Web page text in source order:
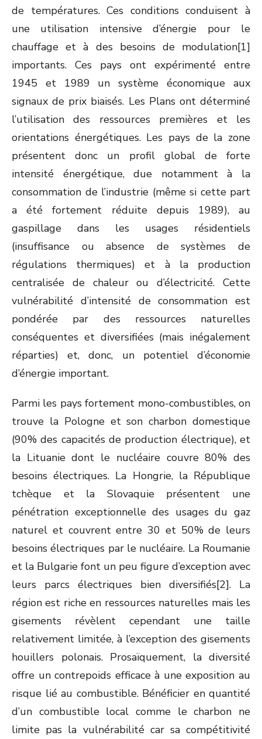
de températures. Ces conditions conduisent à
une utilisation intensive d’énergie pour le
chauffage et à des besoins de modulation[1]
importants. Ces pays ont expérimenté entre
1945 et 1989 un système économique aux
signaux de prix biaisés. Les Plans ont déterminé
l’utilisation des ressources premières et les
orientations énergétiques. Les pays de la zone
présentent donc un profil global de forte
intensité énergétique, due notamment à la
consommation de l’industrie (même si cette part
a été fortement réduite depuis 1989), au
gaspillage dans les usages résidentiels
(insuffisance ou absence de systèmes de
régulations thermiques) et à la production
centralisée de chaleur ou d’électricité. Cette
vulnérabilité d’intensité de consommation est
pondérée par des ressources naturelles
conséquentes et diversifiées (mais inégalement
réparties) et, donc, un potentiel d’économie
d’énergie important.
Parmi les pays fortement mono-combustibles, on
trouve la Pologne et son charbon domestique
(90% des capacités de production électrique), et
la Lituanie dont le nucléaire couvre 80% des
besoins électriques. La Hongrie, la République
tchèque et la Slovaquie présentent une
pénétration exceptionnelle des usages du gaz
naturel et couvrent entre 30 et 50% de leurs
besoins électriques par le nucléaire. La Roumanie
et la Bulgarie font un peu figure d’exception avec
leurs parcs électriques bien diversifiés[2]. La
région est riche en ressources naturelles mais les
gisements révèlent cependant une taille
relativement limitée, à l’exception des gisements
houillers polonais. Prosaïquement, la diversité
offre un contrepoids efficace à une exposition au
risque lié au combustible. Bénéficier en quantité
d’un combustible local comme le charbon ne
limite pas la vulnérabilité car sa compétitivité